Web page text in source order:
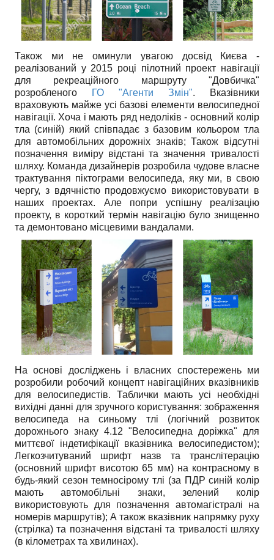
Також ми не оминули увагою досвід Києва -
реалізований у 2015 році пілотний проект навігації
для рекреаційного маршруту "Довбичка"
розробленого
ГО "Агенти Змін". Вказівники
враховують майже усі базові елементи велосипедної
навігації. Хоча і мають ряд недоліків - основний колір
тла (синій) який співпадає з базовим кольором тла
для автомобільних дорожніх знаків; Також відсутні
позначення виміру відстані та значення тривалості
шляху. Команда дизайнерів розробила чудове власне
трактування піктограми велосипеда, яку ми, в свою
чергу, з вдячністю продовжуємо використовувати в
наших проектах. Але попри успішну реалізацію
проекту, в короткий термін навігацію було знищенно
та демонтовано місцевими вандалами.
На основі досліджень і власних спостережень ми
розробили робочий концепт навігаційних вказівників
для велосипедистів. Таблички мають усі необхідні
вихідні данні для зручного користування: зображення
велосипеда на синьому тлі (логічний розвиток
дорожнього знаку 4.12 "Велосипедна доріжка" для
миттєвої індетифікації вказівника велосипедистом);
Легкозчитуваний шрифт назв та транслітерацію
(основний шрифт висотою 65 мм) на контрасному в
будь-який сезон темносірому тлі (за ПДР синій колір
мають автомобільні знаки, зелений колір
використовують для позначення автомагістралі на
номерів маршрутів); А також вказівник напрямку руху
(стрілка) та позначення відстані та тривалості шляху
(в кілометрах та хвилинах).